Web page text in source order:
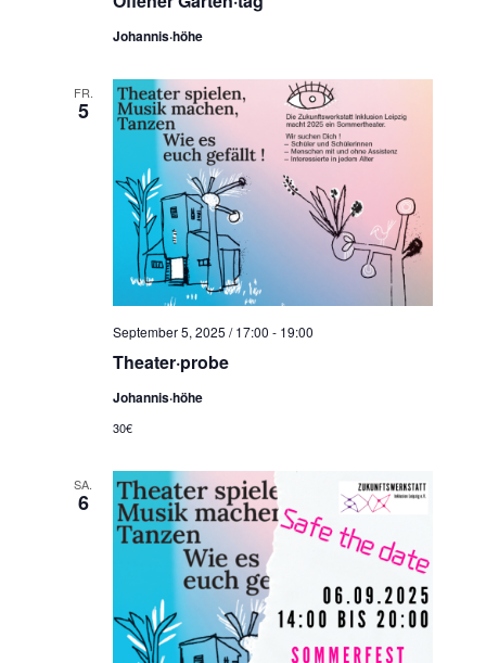
g
a
i
o
n
Johannis·höhe
FR.
5
Theater·probe
September 5, 2025 / 17:00 - 19:00
Johannis·höhe
30€
SA.
6